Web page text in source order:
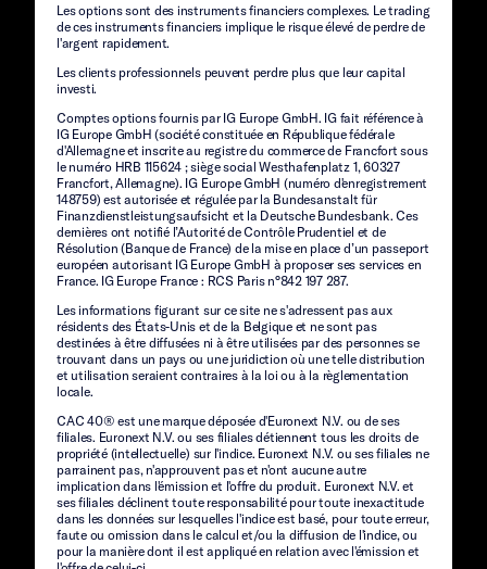
Les options sont des instruments financiers complexes. Le trading
de ces instruments financiers implique le risque élevé de perdre de
l'argent rapidement.
Les clients professionnels peuvent perdre plus que leur capital
investi.
Comptes options fournis par IG Europe GmbH. IG fait référence à
IG Europe GmbH (société constituée en République fédérale
d'Allemagne et inscrite au registre du commerce de Francfort sous
le numéro HRB 115624 ; siège social Westhafenplatz 1, 60327
Francfort, Allemagne). IG Europe GmbH (numéro d'enregistrement
148759) est autorisée et régulée par la Bundesanstalt für
Finanzdienstleistungsaufsicht et la Deutsche Bundesbank. Ces
dernières ont notifié l’Autorité de Contrôle Prudentiel et de
Résolution (Banque de France) de la mise en place d’un passeport
européen autorisant IG Europe GmbH à proposer ses services en
France. IG Europe France : RCS Paris n°842 197 287.
Les informations figurant sur ce site ne s'adressent pas aux
résidents des États-Unis et de la Belgique et ne sont pas
destinées à être diffusées ni à être utilisées par des personnes se
trouvant dans un pays ou une juridiction où une telle distribution
et utilisation seraient contraires à la loi ou à la règlementation
locale.
CAC 40® est une marque déposée d'Euronext N.V. ou de ses
filiales. Euronext N.V. ou ses filiales détiennent tous les droits de
propriété (intellectuelle) sur l'indice. Euronext N.V. ou ses filiales ne
parrainent pas, n'approuvent pas et n'ont aucune autre
implication dans l'émission et l'offre du produit. Euronext N.V. et
ses filiales déclinent toute responsabilité pour toute inexactitude
dans les données sur lesquelles l'indice est basé, pour toute erreur,
faute ou omission dans le calcul et/ou la diffusion de l'indice, ou
pour la manière dont il est appliqué en relation avec l'émission et